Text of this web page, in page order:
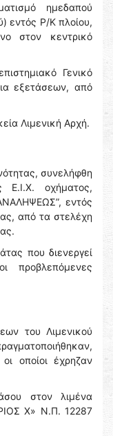
ημεδαπού
εντός Ρ/Κ πλοίου,
στον κεντρικό
Γενικό
εξετάσεων, από
Λιμενική Αρχή.
συνελήφθη
Ε.Ι.Χ. οχήματος,
εντός
από τα στελέχη
που διενεργεί
προβλεπόμενες
του Λιμενικού
οποίοι έχρηζαν
στον λιμένα
Χ» Ν.Π. 12287